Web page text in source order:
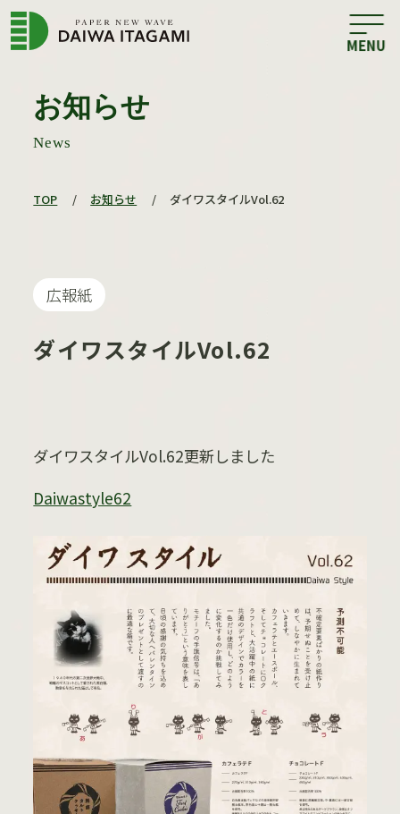
お知らせ
News
TOP / お知らせ / ダイワスタイルVol.62
広報紙
ダイワスタイルVol.62
ダイワスタイルVol.62更新しました
Daiwastyle62